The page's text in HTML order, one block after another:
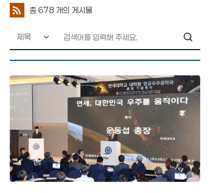
총 678 개의 게시물